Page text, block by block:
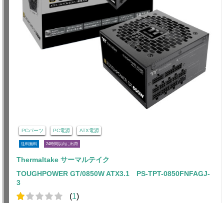
PCパーツ PC電源 ATX電源
送料無料 24時間以内に出荷
Thermaltake サーマルテイク
TOUGHPOWER GT/0850W ATX3.1 PS-TPT-0850FNFAGJ-
3
(1)